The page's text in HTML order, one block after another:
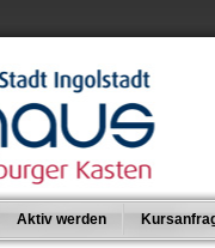
Aktiv werden